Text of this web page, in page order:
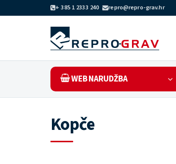
+ 385 1 2333 240 repro@repro-grav.hr
WEB NARUDŽBA
Kopče